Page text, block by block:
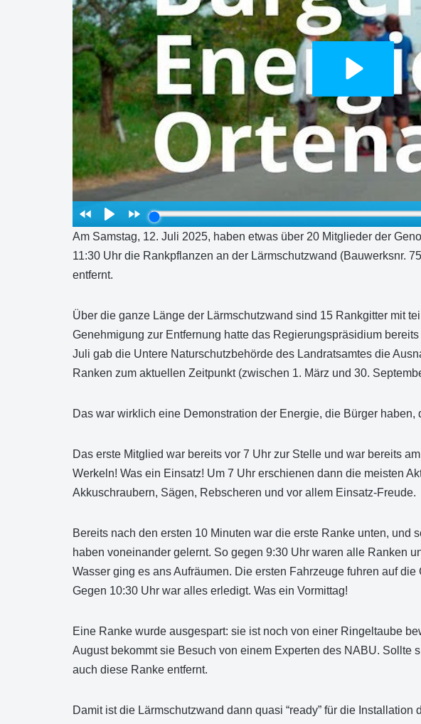
Am Samstag, 12. Juli 2025, haben etwas über 20 Mitglieder der
11:30 Uhr die Rankpflanzen an der Lärmschutzwand (Bauwerksnr.
entfernt.
Über die ganze Länge der Lärmschutzwand sind 15 Rankgitter mit
Genehmigung zur Entfernung hatte das Regierungspräsidium
Juli gab die Untere Naturschutzbehörde des Landratsamtes die
Ranken zum aktuellen Zeitpunkt (zwischen 1. März und 30.
Das war wirklich eine Demonstration der Energie, die Bürger
Das erste Mitglied war bereits vor 7 Uhr zur Stelle und war bereits
Werkeln! Was ein Einsatz! Um 7 Uhr erschienen dann die meisten
Akkuschraubern, Sägen, Rebscheren und vor allem Einsatz-Freude.
Bereits nach den ersten 10 Minuten war die erste Ranke unten, und
haben voneinander gelernt. So gegen 9:30 Uhr waren alle Ranken
Wasser ging es ans Aufräumen. Die ersten Fahrzeuge fuhren auf
Gegen 10:30 Uhr war alles erledigt. Was ein Vormittag!
Eine Ranke wurde ausgespart: sie ist noch von einer Ringeltaube
August bekommt sie Besuch von einem Experten des NABU. Sollte
auch diese Ranke entfernt.
Damit ist die Lärmschutzwand dann quasi “ready” für die